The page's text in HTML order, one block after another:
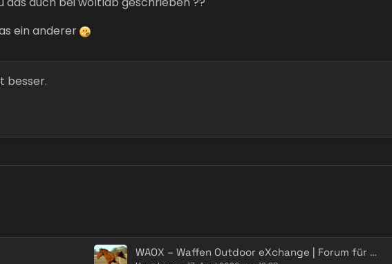
ein anderer
besser.
WAOX – Waffen Outdoor eXchange | Forum für Waffen - Schützen - Jagd - Outdoor & Bundeswehr